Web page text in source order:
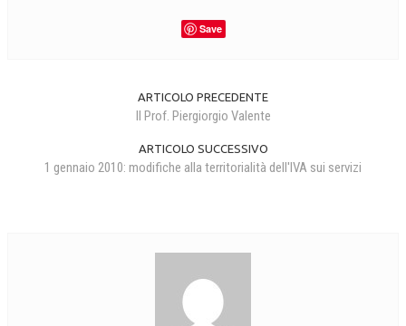
Save
ARTICOLO PRECEDENTE
Il Prof. Piergiorgio Valente
ARTICOLO SUCCESSIVO
1 gennaio 2010: modifiche alla territorialità dell'IVA sui servizi